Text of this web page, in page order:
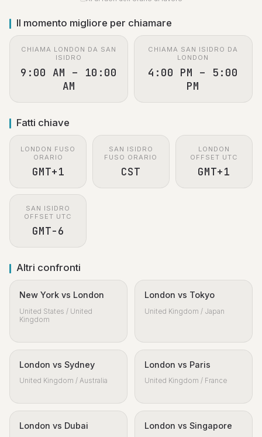
Il momento migliore per chiamare
CHIAMA LONDON DA SAN
ISIDRO
9:00 AM – 10:00
AM
CHIAMA SAN ISIDRO DA
LONDON
4:00 PM – 5:00
PM
Fatti chiave
LONDON FUSO
ORARIO
GMT+1
SAN ISIDRO
FUSO ORARIO
CST
LONDON
OFFSET UTC
GMT+1
SAN ISIDRO
OFFSET UTC
GMT-6
Altri confronti
New York vs London
United States / United
Kingdom
London vs Tokyo
United Kingdom / Japan
London vs Sydney
United Kingdom / Australia
London vs Paris
United Kingdom / France
London vs Dubai London vs Singapore